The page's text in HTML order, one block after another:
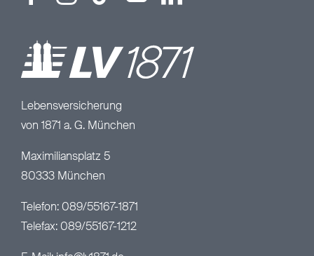
Lebensversicherung
von 1871 a. G. München
Maximiliansplatz 5
80333 München
Telefon: 089/55167-1871
Telefax: 089/55167-1212